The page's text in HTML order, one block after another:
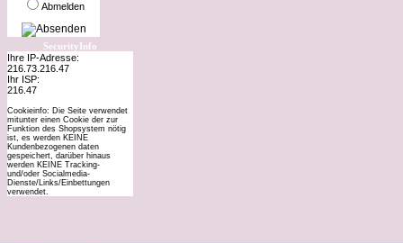
Abmelden
SecurityInfo
Ihre IP-Adresse:
216.73.216.47
Ihr ISP:
216.47
Cookieinfo: Die Seite verwendet
mitunter einen Cookie der zur
Funktion des Shopsystem nötig
ist, es werden KEINE
Kundenbezogenen daten
gespeichert, darüber hinaus
werden KEINE Tracking-
und/oder Socialmedia-
Dienste/Links/Einbettungen
verwendet.